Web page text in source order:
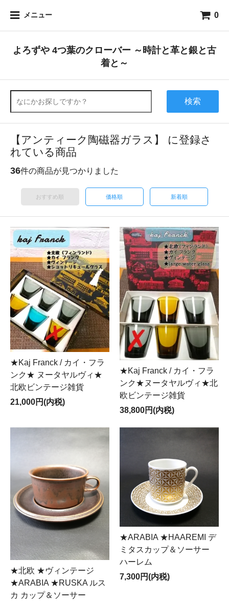
メニュー 0
よろずや 4つ葉のクローバー ～時計と革と銀と古
着と～
検索
【アンティーク陶磁器ガラス】 に登録さ
れている商品
36件の商品が見つかりました
おすすめ順 価格順 新着順
★Kaj Franck / カイ・フラ
ンク★ ヌータヤルヴィ★
北欧ビンテージ雑貨
21,000円(内税)
★Kaj Franck / カイ・フラ
ンク★ヌータヤルヴィ★北
欧ビンテージ雑貨
38,800円(内税)
★北欧 ★ヴィンテージ
★ARABIA ★RUSKA ルス
カ カップ＆ソーサー
★ARABIA ★HAAREMI デ
ミタスカップ＆ソーサー
ハーレム
7,300円(内税)